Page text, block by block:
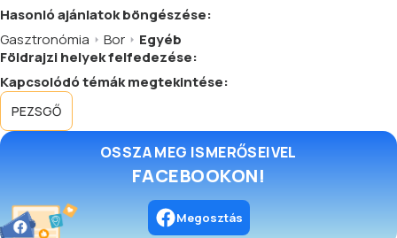
Hasonlóajánlatokböngészése:
Gasztronómia
Bor
Egyéb
Földrajzi helyek felfedezése:
Kapcsolódó témák megtekintése:
PEZSGŐ
OSSZA MEG ISMERŐSEIVEL
FACEBOOKON!
Megosztás